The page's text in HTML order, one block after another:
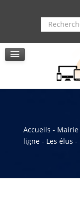
Recherche
La résidence
Service de soins
Service d'aide à
Pole multi
Accueils -
ligne - Les élus